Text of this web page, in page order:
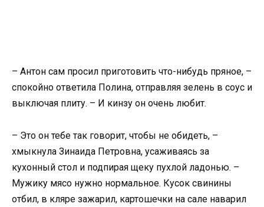
– Антон сам просил приготовить что-нибудь пряное, –
спокойно ответила Полина, отправляя зелень в соус и
выключая плиту. – И кинзу он очень любит.
– Это он тебе так говорит, чтобы не обидеть, –
хмыкнула Зинаида Петровна, усаживаясь за
кухонный стол и подпирая щеку пухлой ладонью. –
Мужику мясо нужно нормальное. Кусок свинины
отбил, в кляре зажарил, картошечки на сале наварил